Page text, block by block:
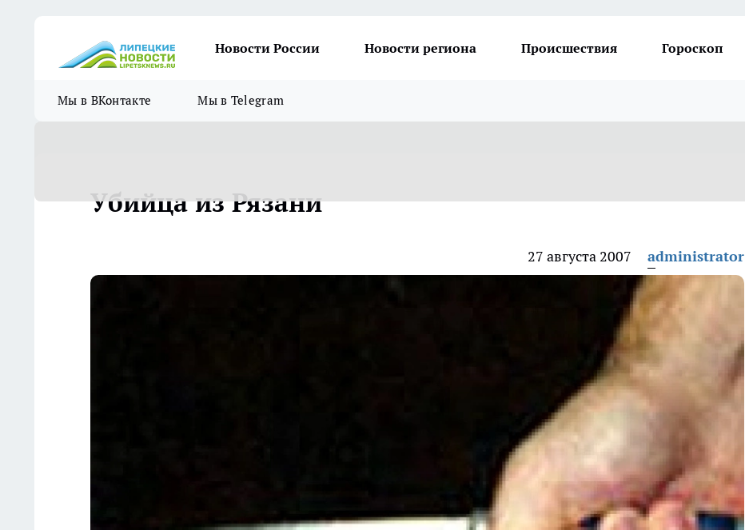
Новости России Новости региона Происшествия Гороскоп
Мы в ВКонтакте Мы в Telegram
Убийца из Рязани
27 августа 2007 administrator